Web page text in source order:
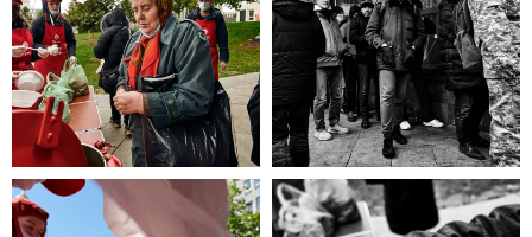
за помощью!
ЧИТАТЬ